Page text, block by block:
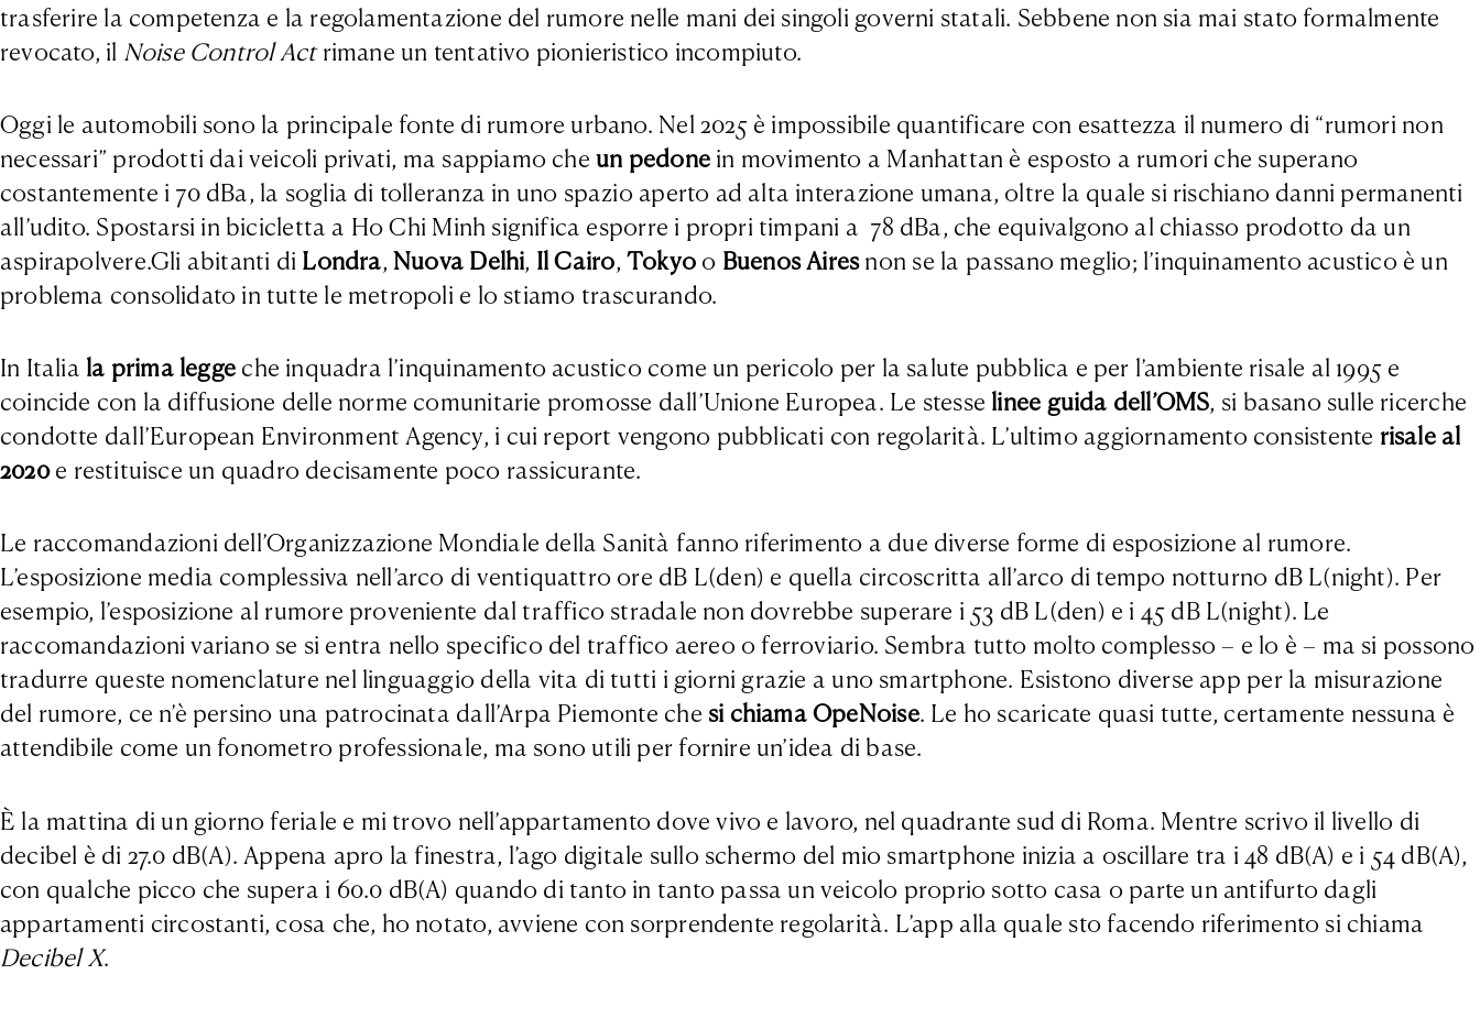
trasferire la competenza e la regolamentazione del rumore nelle mani dei singoli governi statali. Sebbene non sia mai stato formalmente
revocato, il Noise Control Actrimane un tentativo pionieristico incompiuto.
Oggi le automobili sono la principale fonte di rumore urbano. Nel 2025 è impossibile quantificare con esattezza il numero di “rumori non
necessari” prodotti dai veicoli privati, ma sappiamo cheun pedonein movimento a Manhattan è esposto a rumori che superano
costantemente i 70 dBa, la soglia di tolleranza in uno spazio aperto ad alta interazione umana, oltre la quale si rischiano danni permanenti
all’udito. Spostarsi in bicicletta a Ho Chi Minh significa esporre i propri timpani a 78 dBa, che equivalgono al chiasso prodotto da un
aspirapolvere.Gli abitanti di Londra,Nuova Delhi, Il Cairo, Tokyoo Buenos Aires non se la passano meglio; l’inquinamento acustico è un
problema consolidato in tutte le metropoli e lo stiamo trascurando.
In Italia la prima leggeche inquadra l’inquinamento acustico come un pericolo per la salute pubblica e per l’ambiente risale al 1995 e
coincide con la diffusione delle norme comunitarie promosse dall’Unione Europea. Le stesse linee guida dell’OMS, si basano sulle ricerche
condotte dall’European Environment Agency, i cui report vengono pubblicati con regolarità. L’ultimo aggiornamento consistente risale al
2020e restituisce un quadro decisamente poco rassicurante.
Le raccomandazioni dell’Organizzazione Mondiale della Sanità fanno riferimento a due diverse forme di esposizione al rumore.
L’esposizione media complessiva nell’arco di ventiquattro ore dB L(den) e quella circoscritta all’arco di tempo notturno dB L(night). Per
esempio, l’esposizione al rumore proveniente dal traffico stradale non dovrebbe superare i 53 dB L(den) e i 45 dB L(night). Le
raccomandazioni variano se si entra nello specifico del traffico aereo o ferroviario. Sembra tutto molto complesso – e lo è – ma si possono
tradurre queste nomenclature nel linguaggio della vita di tutti i giorni grazie a uno smartphone. Esistono diverse app per la misurazione
del rumore, ce n’è persino una patrocinata dall’Arpa Piemonte che si chiama OpeNoise. Le ho scaricate quasi tutte, certamente nessuna è
attendibile come un fonometro professionale, ma sono utili per fornire un’idea di base.
È la mattina di un giorno feriale e mi trovo nell’appartamento dove vivo e lavoro, nel quadrante sud di Roma. Mentre scrivo il livello di
decibel è di 27.0 dB(A). Appena apro la finestra, l’ago digitale sullo schermo del mio smartphone inizia a oscillare tra i 48 dB(A) e i 54 dB(A),
con qualche picco che supera i 60.0 dB(A) quando di tanto in tanto passa un veicolo proprio sotto casa o parte un antifurto dagli
appartamenti circostanti, cosa che, ho notato, avviene con sorprendente regolarità. L’app alla quale sto facendo riferimento si chiama
Decibel X.